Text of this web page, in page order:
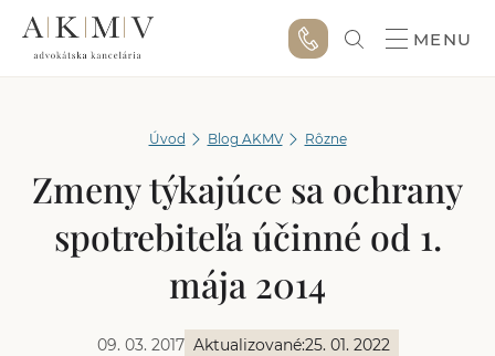
MENU
Úvod Blog AKMV Rôzne
Zmeny týkajúce sa ochrany
spotrebiteľa účinné od 1.
mája 2014
09. 03. 2017 Aktualizované:25. 01. 2022